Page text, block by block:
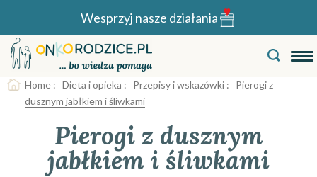
Wesprzyj nasze działania
Home : Dieta i opieka : Przepisy i wskazówki : Pierogi z
dusznym jabłkiem i śliwkami
Pierogi z dusznym
jabłkiem i śliwkami